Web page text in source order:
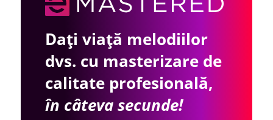
Dați viață melodiilor
dvs. cu masterizare de
calitate profesională,
în câteva secunde!